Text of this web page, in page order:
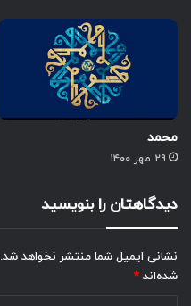
محمد
۲۹ مهر ۱۴۰۰
دیدگاهتان را بنویسید
نشانی ایمیل شما منتشر نخواهد شد.
شده‌اند *